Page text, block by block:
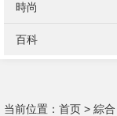
時尚
百科
当前位置： 首页 > 綜合